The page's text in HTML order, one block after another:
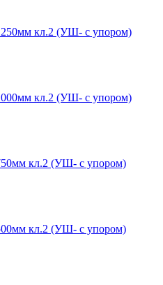
кл.2 (УШ- с упором)
кл.2 (УШ- с упором)
кл.2 (УШ- с упором)
кл.2 (УШ- с упором)